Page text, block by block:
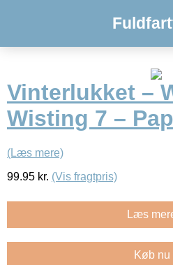
Vinterlukket –
Wisting 7 –
(Læs mere)
99.95 kr. (Vis fragtpris)
Læs
Køb nu